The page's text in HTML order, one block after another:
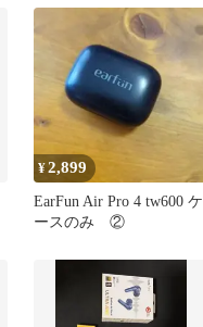
¥2,899
EarFun Air Pro 4 tw600 ケ
ースのみ ②